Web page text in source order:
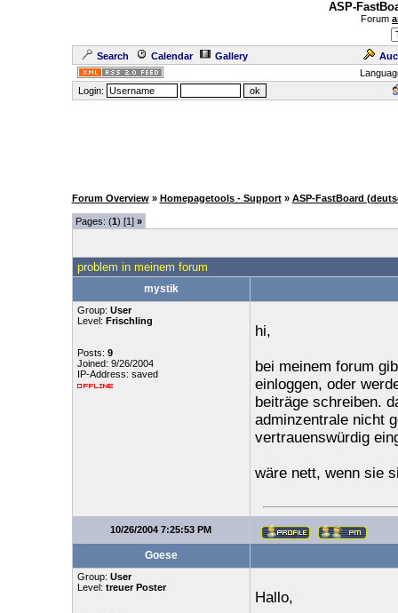
ASP-
Forum
Search Calendar Gallery
Login:
Forum Overview » Homepagetools - Support » ASP-FastBoard
Pages: (1) [1] »
problem in meinem forum
mystik
Group: User
Level: Frischling
Posts: 9
Joined: 9/26/2004
IP-Address: saved
hi,
bei meinem forum
einloggen, oder
beiträge schreiben.
adminzentrale nicht
vertrauenswürdig
wäre nett, wenn sie
10/26/2004 7:25:53 PM
Goese
Group: User
Level: treuer Poster
Hallo,